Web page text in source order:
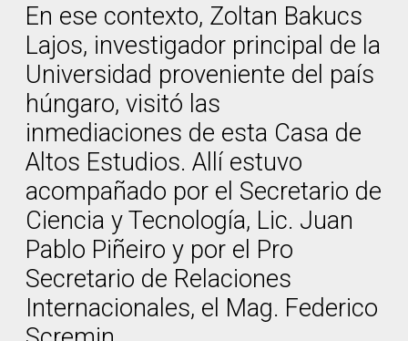
En ese contexto, Zoltan Bakucs
Lajos, investigador principal de la
Universidad proveniente del país
húngaro, visitó las
inmediaciones de esta Casa de
Altos Estudios. Allí estuvo
acompañado por el Secretario de
Ciencia y Tecnología, Lic. Juan
Pablo Piñeiro y por el Pro
Secretario de Relaciones
Internacionales, el Mag. Federico